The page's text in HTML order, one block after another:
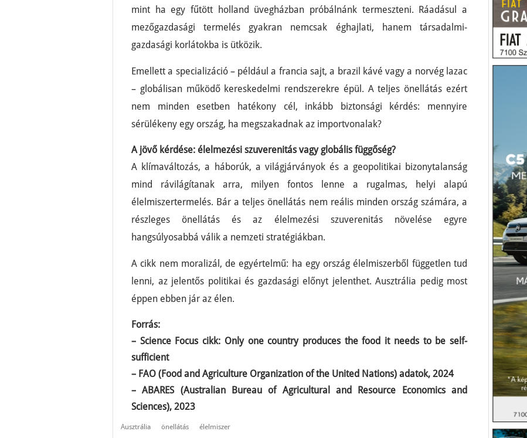
mint ha egy fűtött holland üvegházban próbálnánk termeszteni. Ráadásul a
mezőgazdasági termelés gyakran nemcsak éghajlati, hanem társadalmi-
gazdasági korlátokba is ütközik.
Emellett a specializáció – például a francia sajt, a brazil kávé vagy a norvég lazac
– globálisan működő kereskedelmi rendszerekre épül. A teljes önellátás ezért
nem minden esetben hatékony cél, inkább biztonsági kérdés: mennyire
sérülékeny egy ország, ha megszakadnak az importvonalak?
A jövő kérdése: élelmezési szuverenitás vagy globális függőség?
A klímaváltozás, a háborúk, a világjárványok és a geopolitikai bizonytalanság
mind rávilágítanak arra, milyen fontos lenne a rugalmas, helyi alapú
élelmiszertermelés. Bár a teljes önellátás nem reális minden ország számára, a
részleges önellátás és az élelmezési szuverenitás növelése egyre
hangsúlyosabbá válik a nemzeti stratégiákban.
A cikk nem moralizál, de egyértelmű: ha egy ország élelmiszerből független tud
lenni, az jelentős politikai és gazdasági előnyt jelenthet. Ausztrália pedig most
éppen ebben jár az élen.
Forrás:
– Science Focus cikk: Only one country produces the food it needs to be self-
sufficient
– FAO (Food and Agriculture Organization of the United Nations) adatok, 2024
– ABARES (Australian Bureau of Agricultural and Resource Economics and
Sciences), 2023
Ausztrália önellátás élelmiszer